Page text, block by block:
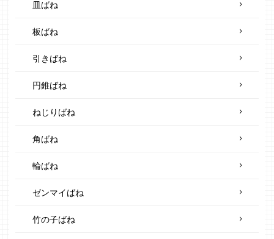
皿ばね
板ばね
引きばね
円錐ばね
ねじりばね
角ばね
輪ばね
ゼンマイばね
竹の子ばね